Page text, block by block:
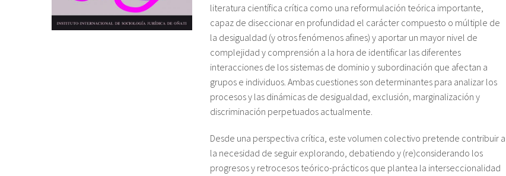
literatura científica crítica como una reformulación teórica importante,
capaz de diseccionar en profundidad el carácter compuesto o múltiple de
la desigualdad (y otros fenómenos afines) y aportar un mayor nivel de
complejidad y comprensión a la hora de identificar las diferentes
interacciones de los sistemas de dominio y subordinación que afectan a
grupos e individuos. Ambas cuestiones son determinantes para analizar los
procesos y las dinámicas de desigualdad, exclusión, marginalización y
discriminación perpetuados actualmente.
Desde una perspectiva crítica, este volumen colectivo pretende contribuir a
la necesidad de seguir explorando, debatiendo y (re)considerando los
progresos y retrocesos teórico-prácticos que plantea la interseccionalidad